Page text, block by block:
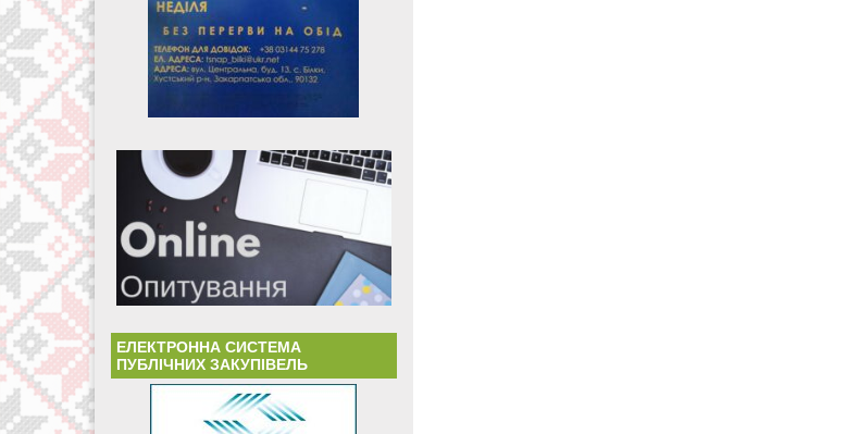
ЕЛЕКТРОННА СИСТЕМА
ПУБЛІЧНИХ ЗАКУПІВЕЛЬ